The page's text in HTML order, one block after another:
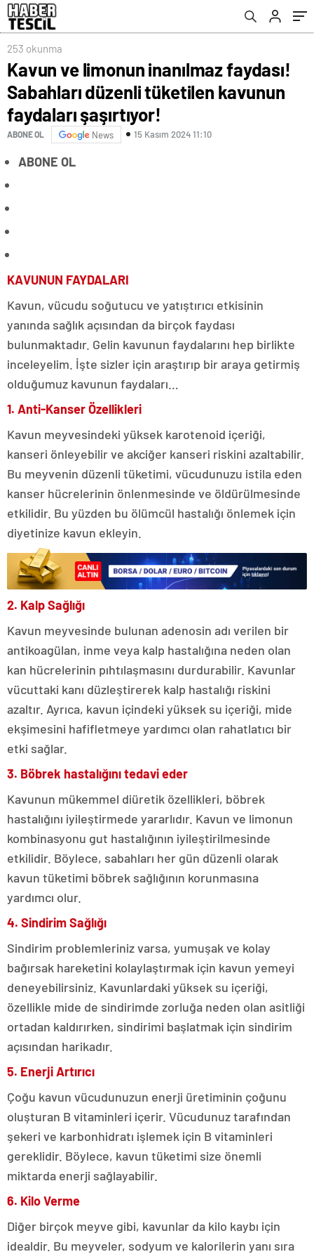
faydaları şaşırtıyor!
253 okunma
Kavun ve limonun inanılmaz faydası!
Sabahları düzenli tüketilen kavunun
faydaları şaşırtıyor!
ABONE OL News 15 Kasım 2024 11:10
ABONE OL
KAVUNUN FAYDALARI
Kavun, vücudu soğutucu ve yatıştırıcı etkisinin
yanında sağlık açısından da birçok faydası
bulunmaktadır. Gelin kavunun faydalarını hep birlikte
inceleyelim. İşte sizler için araştırıp bir araya getirmiş
olduğumuz kavunun faydaları…
1. Anti-Kanser Özellikleri
Kavun meyvesindeki yüksek karotenoid içeriği,
kanseri önleyebilir ve akciğer kanseri riskini azaltabilir.
Bu meyvenin düzenli tüketimi, vücudunuzu istila eden
kanser hücrelerinin önlenmesinde ve öldürülmesinde
etkilidir. Bu yüzden bu ölümcül hastalığı önlemek için
diyetinize kavun ekleyin.
2. Kalp Sağlığı
Kavun meyvesinde bulunan adenosin adı verilen bir
antikoagülan, inme veya kalp hastalığına neden olan
kan hücrelerinin pıhtılaşmasını durdurabilir. Kavunlar
vücuttaki kanı düzleştirerek kalp hastalığı riskini
azaltır. Ayrıca, kavun içindeki yüksek su içeriği, mide
ekşimesini hafifletmeye yardımcı olan rahatlatıcı bir
etki sağlar.
3. Böbrek hastalığını tedavi eder
Kavunun mükemmel diüretik özellikleri, böbrek
hastalığını iyileştirmede yararlıdır. Kavun ve limonun
kombinasyonu gut hastalığının iyileştirilmesinde
etkilidir. Böylece, sabahları her gün düzenli olarak
kavun tüketimi böbrek sağlığının korunmasına
yardımcı olur.
4. Sindirim Sağlığı
Sindirim problemleriniz varsa, yumuşak ve kolay
bağırsak hareketini kolaylaştırmak için kavun yemeyi
deneyebilirsiniz. Kavunlardaki yüksek su içeriği,
özellikle mide de sindirimde zorluğa neden olan asitliği
ortadan kaldırırken, sindirimi başlatmak için sindirim
açısından harikadır.
5. Enerji Artırıcı
Çoğu kavun vücudunuzun enerji üretiminin çoğunu
oluşturan B vitaminleri içerir. Vücudunuz tarafından
şekeri ve karbonhidratı işlemek için B vitaminleri
gereklidir. Böylece, kavun tüketimi size önemli
miktarda enerji sağlayabilir.
6. Kilo Verme
Diğer birçok meyve gibi, kavunlar da kilo kaybı için
idealdir. Bu meyveler, sodyum ve kalorilerin yanı sıra